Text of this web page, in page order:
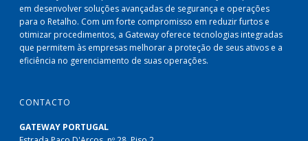
em desenvolver soluções avançadas de segurança e operações
para o Retalho. Com um forte compromisso em reduzir furtos e
otimizar procedimentos, a Gateway oferece tecnologias integradas
que permitem às empresas melhorar a proteção de seus ativos e a
eficiência no gerenciamento de suas operações.
CONTACTO
GATEWAY PORTUGAL